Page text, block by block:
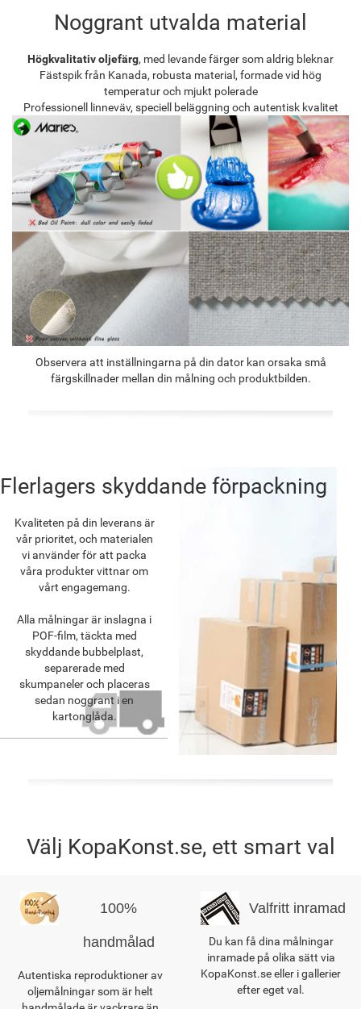
Noggrant utvalda material
Högkvalitativ oljefärg, med levande färger som aldrig bleknar
Fästspik från Kanada, robusta material, formade vid hög
temperatur och mjukt polerade
Professionell linneväv, speciell beläggning och autentisk kvalitet
Observera att inställningarna på din dator kan orsaka små
färgskillnader mellan din målning och produktbilden.
Flerlagers skyddande förpackning
Kvaliteten på din leverans är
vår prioritet, och materialen
vi använder för att packa
våra produkter vittnar om
vårt engagemang.
Alla målningar är inslagna i
POF-film, täckta med
skyddande bubbelplast,
separerade med
skumpaneler och placeras
sedan noggrant i en
kartonglåda.
Välj KopaKonst.se, ett smart val
100%
handmålad
Autentiska reproduktioner av
oljemålningar som är helt
Valfritt inramad
Du kan få dina målningar
inramade på olika sätt via
KopaKonst.se eller i gallerier
efter eget val.